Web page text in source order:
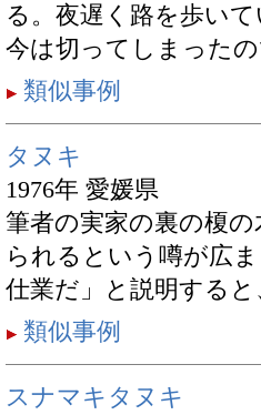
る。夜遅く路を歩い
今は切ってしまった
類似事例
タヌキ
1976年 愛媛県
筆者の実家の裏の榎
られるという噂が広
仕業だ」と説明する
類似事例
スナマキタヌキ